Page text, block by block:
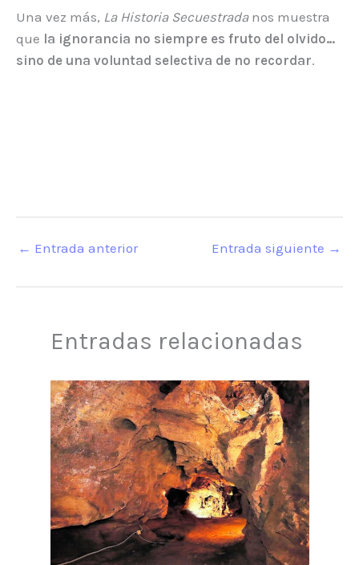
Una vez más, La Historia Secuestradanos muestra
que la ignorancia no siempre es fruto del olvido…
sino de una voluntad selectiva de no recordar.
← Entrada anterior Entrada siguiente →
Entradas relacionadas